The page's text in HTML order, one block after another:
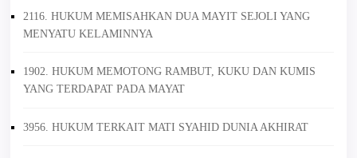
2116. HUKUM MEMISAHKAN DUA MAYIT SEJOLI YANG
MENYATU KELAMINNYA
1902. HUKUM MEMOTONG RAMBUT, KUKU DAN KUMIS
YANG TERDAPAT PADA MAYAT
3956. HUKUM TERKAIT MATI SYAHID DUNIA AKHIRAT